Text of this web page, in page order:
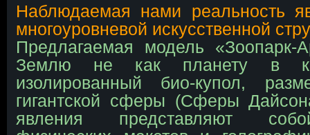
Наблюдаемая нами реальность
многоуровневой искусственной
Предлагаемая модель «Зоопарк-
Землю не как планету в
изолированный био-купол,
гигантской сферы (Сферы
явления представляют